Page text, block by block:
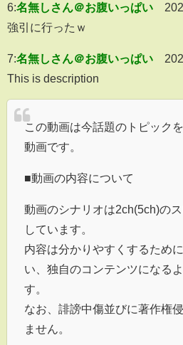
6:名無しさん＠お腹いっぱい
強引に行ったｗ
7:名無しさん＠お腹いっぱい
This is description
この動画は今話題のトピック
動画です。
■動画の内容について
動画のシナリオは2ch(5ch)の
しています。
内容は分かりやすくするため
い、独自のコンテンツになる
す。
なお、誹謗中傷並びに著作権
ません。